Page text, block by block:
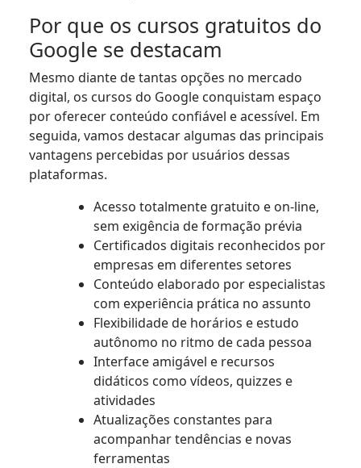
Por que os cursos gratuitos do
Google se destacam
Mesmo diante de tantas opções no mercado
digital, os cursos do Google conquistam espaço
por oferecer conteúdo confiável e acessível. Em
seguida, vamos destacar algumas das principais
vantagens percebidas por usuários dessas
plataformas.
Acesso totalmente gratuito e on-line,
sem exigência de formação prévia
Certificados digitais reconhecidos por
empresas em diferentes setores
Conteúdo elaborado por especialistas
com experiência prática no assunto
Flexibilidade de horários e estudo
autônomo no ritmo de cada pessoa
Interface amigável e recursos
didáticos como vídeos, quizzes e
atividades
Atualizações constantes para
acompanhar tendências e novas
ferramentas